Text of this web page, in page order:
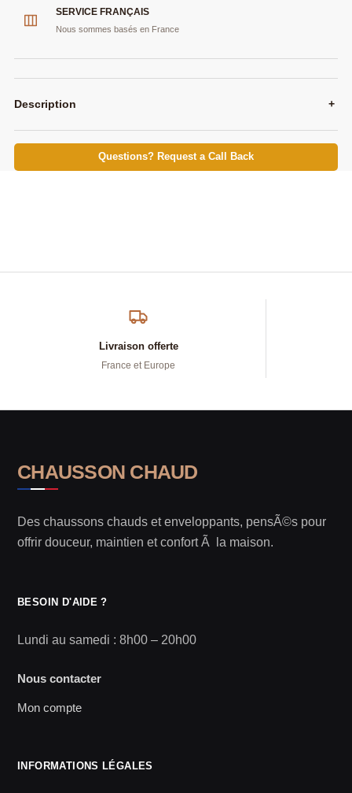
SERVICE FRANÇAIS
Nous sommes basés en France
Description +
Questions? Request a Call Back
Livraison offerte
France et Europe
CHAUSSON CHAUD
Des chaussons chauds et enveloppants, pensÃ©s pour
offrir douceur, maintien et confort Ã la maison.
BESOIN D'AIDE ?
Lundi au samedi : 8h00 – 20h00
Nous contacter
Mon compte
INFORMATIONS LÉGALES